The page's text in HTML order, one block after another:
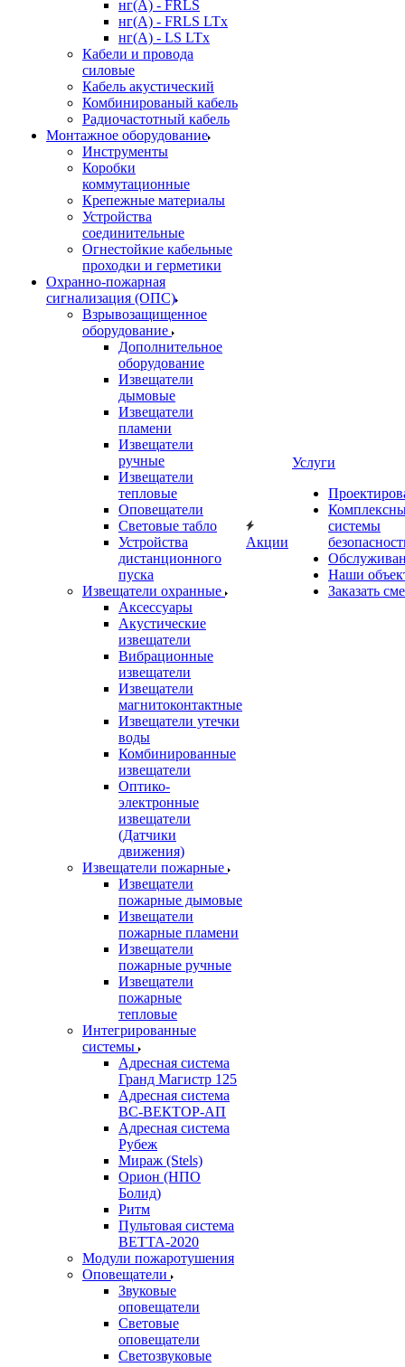
нг(А) - FRLS
нг(А) - FRLS LTx
нг(А) - LS LTx
Кабели и провода
силовые
Кабель акустический
Комбинированый кабель
Радиочастотный кабель
Монтажное оборудование
Инструменты
Коробки
коммутационные
Крепежные материалы
Устройства
соединительные
Огнестойкие кабельные
проходки и герметики
Охранно-пожарная
сигнализация (ОПС)
Взрывозащищенное
оборудование
Дополнительное
оборудование
Извещатели
дымовые
Извещатели
пламени
Извещатели
ручные
Извещатели
тепловые
Оповещатели
Световые табло
Устройства
дистанционного
пуска
Извещатели охранные
Аксессуары
Акустические
извещатели
Вибрационные
извещатели
Извещатели
магнитоконтактные
Извещатели утечки
воды
Комбинированные
извещатели
Оптико-
электронные
извещатели
(Датчики
движения)
Извещатели пожарные
Извещатели
пожарные дымовые
Извещатели
пожарные пламени
Извещатели
пожарные ручные
Извещатели
пожарные
тепловые
Интегрированные
системы
Адресная система
Гранд Магистр 125
Адресная система
ВС-ВЕКТОР-АП
Адресная система
Рубеж
Мираж (Stels)
Орион (НПО
Болид)
Ритм
Пультовая система
ВЕТТА-2020
Модули пожаротушения
Оповещатели
Звуковые
оповещатели
Световые
оповещатели
Светозвуковые
Акции
Услуги
системы
Наши
Заказать